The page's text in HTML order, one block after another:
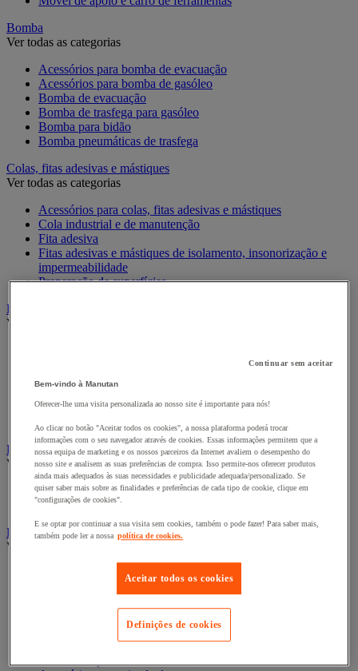
Bomba
Ver todas as categorias
Acessórios para bomba de evacuação
Acessórios para bomba de gasóleo
Bomba de evacuação
Bomba de trasfega para gasóleo
Bomba para bidão
Bomba pneumáticas de trasfega
Colas, fitas adesivas e mástiques
Ver todas as categorias
Acessórios para colas, fitas adesivas e mástiques
Cola industrial e de manutenção
Fita adesiva
Fitas adesivas e mástiques de isolamento, insonorização e
impermeabilidade
Preparação de superfícies
Eletricidade
Ver todas as categorias
Cabo Elétrico
Extensão, tira e enrolador
Tomada e interruptor
Ferramentas Elétricas
Ver todas as categorias
Ferramentas elétricas portáteis com fios
Ferramentas elétricas portáteis sem fios
Ferramentas elétricas portáteis - Acessórios
Ver todas as categorias
Acesórios para berbequim
Acessórios para Ferramentas Elétricas
Acessórios para fresadora
Continuar sem aceitar
Bem-vindo à Manutan
Oferecer-lhe uma visita personalizada ao nosso site é importante para nós!
Ao clicar no botão "Aceitar todos os cookies", a nossa plataforma poderá trocar
informações com o seu navegador através de cookies. Essas informações permitem que a
nossa equipa de marketing e os nossos parceiros da Internet avaliem o desempenho do
nosso site e analisem as suas preferências de compra. Isso permite-nos oferecer produtos
ainda mais adequados às suas necessidades e publicidade adequada/personalizado. Se
quiser saber mais sobre as finalidades e preferências de cada tipo de cookie, clique em
"configurações de cookies".
E se optar por continuar a sua visita sem cookies, também o pode fazer! Para saber mais,
também pode ler a nossa política de cookies.
Aceitar todos os cookies
Definições de cookies